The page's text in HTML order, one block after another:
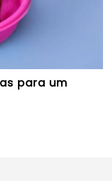
para um